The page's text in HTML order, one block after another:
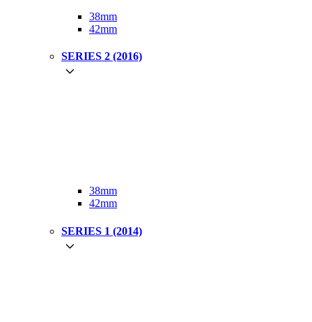
38mm
42mm
SERIES 2 (2016)
38mm
42mm
SERIES 1 (2014)